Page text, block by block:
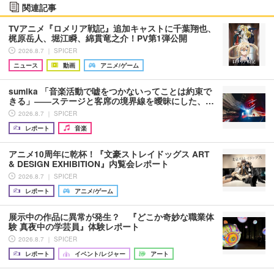
関連記事
TVアニメ『ロメリア戦記』追加キャストに千葉翔也、
梶原岳人、堀江瞬、綿貫竜之介！PV第1弾公開
2026.8.7 ｜ SPICER
ニュース
動画 アニメ/ゲーム
sumika 「音楽活動で嘘をつかないってことは約束で
きる」――ステージと客席の境界線を曖昧にした、…
2026.8.7 ｜ SPICER
レポート
音楽
アニメ10周年に乾杯！『文豪ストレイドッグス ART
& DESIGN EXHIBITION』内覧会レポート
2026.8.7 ｜ SPICER
レポート
アニメ/ゲーム
展示中の作品に異常が発生？ 『どこか奇妙な職業体
験 真夜中の学芸員』体験レポート
2026.8.7 ｜ SPICER
レポート
イベント/レジャー アート